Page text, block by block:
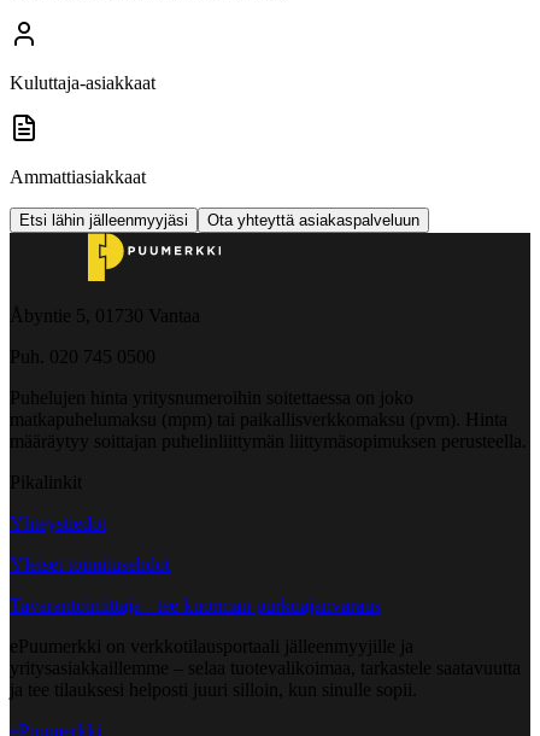
Kuluttaja-asiakkaat
Ammattiasiakkaat
Etsi lähin jälleenmyyjäsi Ota yhteyttä asiakaspalveluun
Åbyntie 5, 01730 Vantaa
Puh. 020 745 0500
Puhelujen hinta yritysnumeroihin soitettaessa on joko
matkapuhelumaksu (mpm) tai paikallisverkkomaksu (pvm). Hinta
määräytyy soittajan puhelinliittymän liittymäsopimuksen perusteella.
Pikalinkit
Yhteystiedot
Yleiset toimitusehdot
Tavarantoimittaja - tee kuorman purkuajanvaraus
ePuumerkki on verkkotilausportaali jälleenmyyjille ja
yritysasiakkaillemme – selaa tuotevalikoimaa, tarkastele saatavuutta
ja tee tilauksesi helposti juuri silloin, kun sinulle sopii.
ePuumerkki